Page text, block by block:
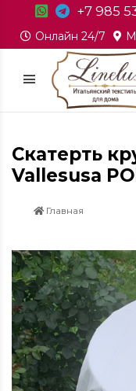
+7 985
Онлайн 24/7
Скатерть
Vallesusa
Главная